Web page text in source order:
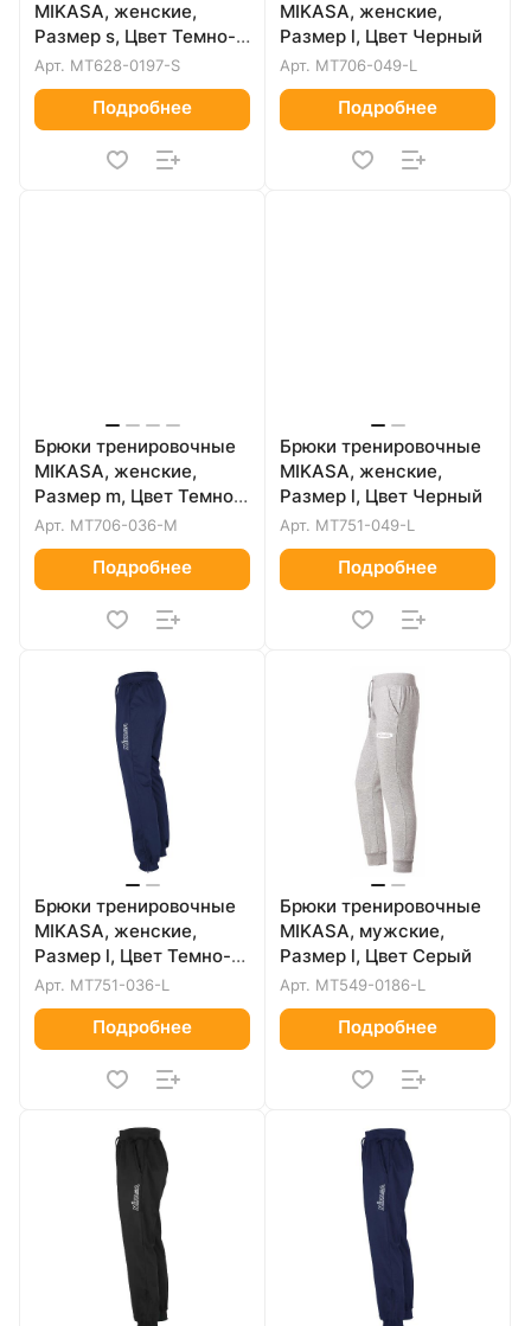
MIKASA, женские,
Размер s, Цвет Темно-
синий
Арт. MT628-0197-S
Подробнее
MIKASA, женские,
Размер l, Цвет Черный
Арт. MT706-049-L
Подробнее
Брюки тренировочные
MIKASA, женские,
Размер m, Цвет Темно-
синий
Арт. MT706-036-M
Подробнее
Брюки тренировочные
MIKASA, женские,
Размер l, Цвет Черный
Арт. MT751-049-L
Подробнее
Брюки тренировочные
MIKASA, женские,
Размер l, Цвет Темно-
синий
Арт. MT751-036-L
Подробнее
Брюки тренировочные
MIKASA, мужские,
Размер l, Цвет Серый
Арт. MT549-0186-L
Подробнее